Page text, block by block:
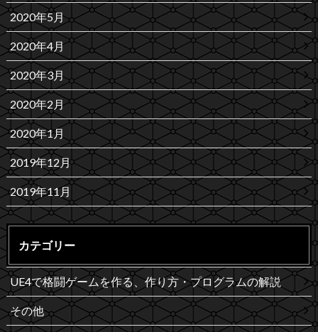
2020年5月
2020年4月
2020年3月
2020年2月
2020年1月
2019年12月
2019年11月
カテゴリー
UE4で格闘ゲームを作る、作り方・プログラムの解説
その他